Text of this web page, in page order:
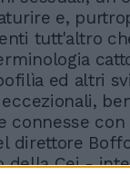
e,
tutt'altro
ed altri
connesse
direttore
della Cei -